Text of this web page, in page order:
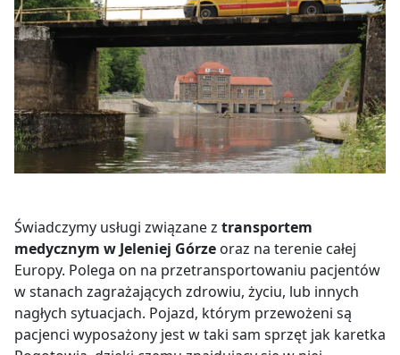
Świadczymy usługi związane z transportem
medycznym w Jeleniej Górze oraz na terenie całej
Europy. Polega on na przetransportowaniu pacjentów
w stanach zagrażających zdrowiu, życiu, lub innych
nagłych sytuacjach. Pojazd, którym przewożeni są
pacjenci wyposażony jest w taki sam sprzęt jak karetka